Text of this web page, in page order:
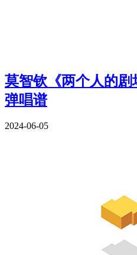
莫智钦《两个人的
弹唱谱
2024-06-05